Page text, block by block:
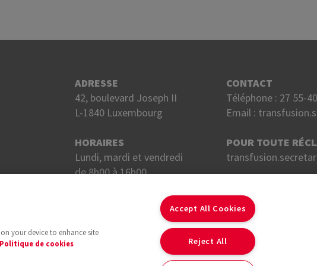
ADRESSE
42, boulevard Joseph II
L-1840 Luxembourg
HORAIRES
Lundi, mardi et vendredi
de 8h00 à 16h00.
CONTACT
Téléphone : 27 55-
Email :
POUR TOUTE
your device to enhance site
Politique de cookies
Accept All Cookies
Reject All